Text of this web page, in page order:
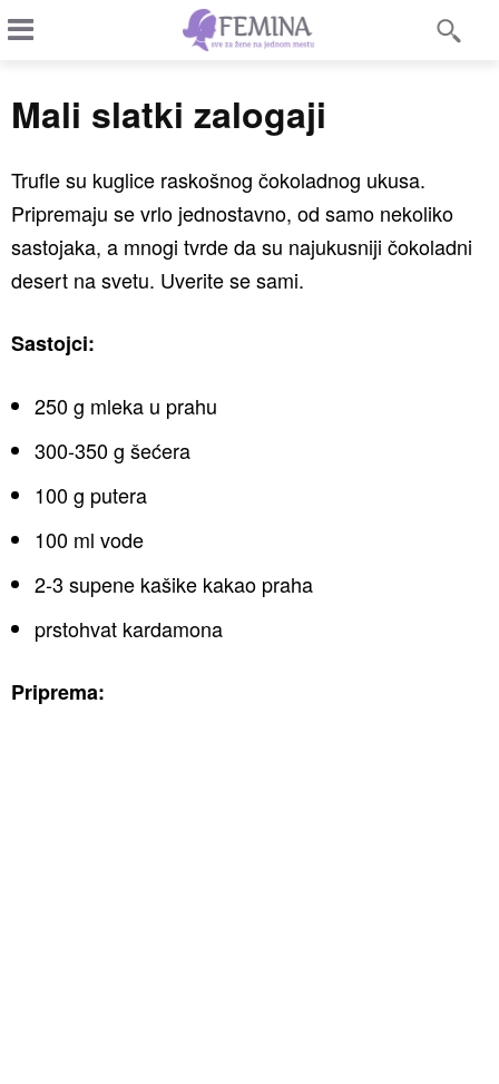
Mali slatki zalogaji
Trufle su kuglice raskošnog čokoladnog ukusa.
Pripremaju se vrlo jednostavno, od samo nekoliko
sastojaka, a mnogi tvrde da su najukusniji čokoladni
desert na svetu. Uverite se sami.
Sastojci:
250 g mleka u prahu
300-350 g šećera
100 g putera
100 ml vode
2-3 supene kašike kakao praha
prstohvat kardamona
Priprema: